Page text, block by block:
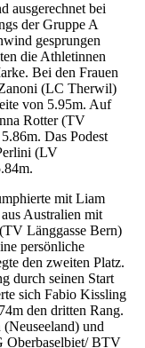
ausgerechnet bei
der Gruppe A
gesprungen
die Athletinnen
Bei den Frauen
(LC Therwil)
von 5.95m. Auf
Rotter (TV
Das Podest
(LV
mit Liam
Australien mit
Länggasse Bern)
persönliche
den zweiten Platz.
durch seinen Start
sich Fabio Kissling
den dritten Rang.
und
Oberbaselbiet/ BTV